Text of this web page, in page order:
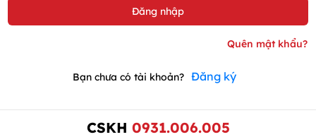
Bạn chưa có tài khoản? Đăng ký
CSKH 0931.006.005